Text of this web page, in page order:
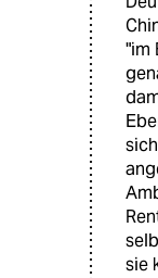
"im
sie